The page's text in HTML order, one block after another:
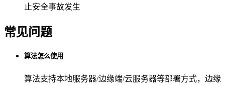
止安全事故发生
常见问题
算法怎么使用
算法支持本地服务器/边缘端/云服务器等部署方式，边缘